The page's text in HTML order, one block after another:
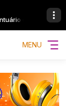
de São Benedito
MENU